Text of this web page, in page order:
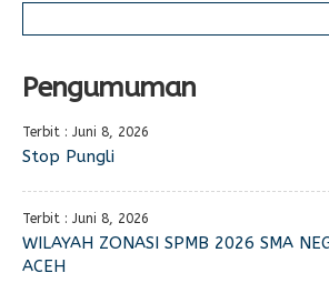
Pengumuman
Terbit : Juni 8, 2026
Stop Pungli
Terbit : Juni 8, 2026
WILAYAH ZONASI SPMB 2026 SMA
ACEH